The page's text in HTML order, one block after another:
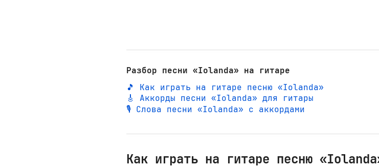
Разбор песни «Iolanda» на гитаре
🎵 Как играть на гитаре песню «Iolanda»
🎸 Аккорды песни «Iolanda» для гитары
🎙️ Слова песни «Iolanda» с аккордами
Как играть на гитаре песню